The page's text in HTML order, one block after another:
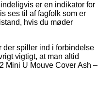
er en indikator for
ses til af fagfolk som er
hvis du møder
der spiller ind i forbindelse
vigtigt, at man altid
Mini U Mouve Cover Ash –